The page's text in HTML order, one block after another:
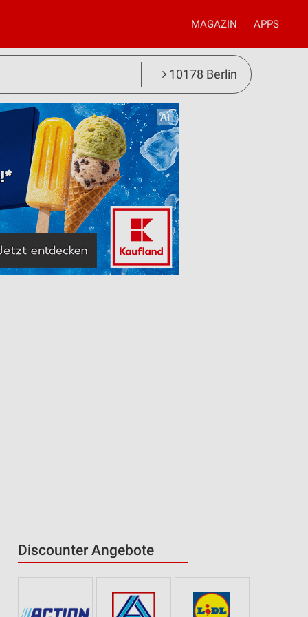
MAGAZIN APPS
10178 Berlin
Discounter Angebote